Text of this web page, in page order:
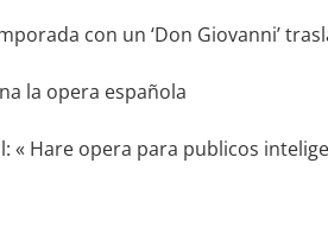
con un ‘Don Giovanni’
la opera española
« Hare opera para publicos